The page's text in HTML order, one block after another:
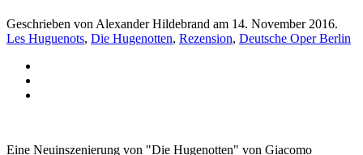
Geschrieben von Alexander Hildebrand am 14. November 2016.
Les Huguenots, Die Hugenotten, Rezension, Deutsche Oper Berlin
Eine Neuinszenierung von "Die Hugenotten" von Giacomo